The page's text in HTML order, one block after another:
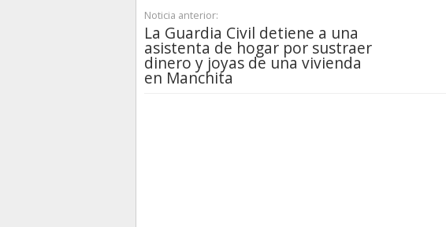
Noticia anterior:
La Guardia Civil detiene a una
asistenta de hogar por sustraer
dinero y joyas de una vivienda
en Manchita